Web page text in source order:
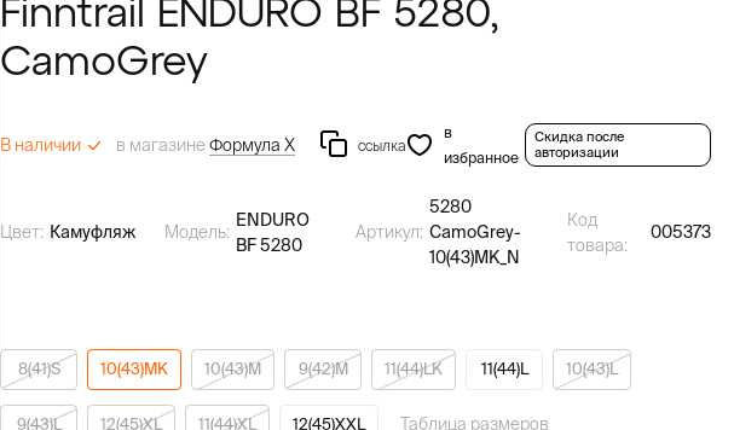
Finntrail ENDURO BF 5280,
CamoGrey
В наличии в магазинеФормула Х ссылка
в
избранное
Скидка после
авторизации
Цвет: Камуфляж Модель:
ENDURO
BF 5280
Артикул:
5280
CamoGrey-
10(43)MK_N
Код
товара:
005373
8(41)S 10(43)MK 10(43)M 9(42)M 11(44)LK 11(44)L 10(43)L
9(43)L 12(45)XL 11(44)XL 12(45)XXL Таблица размеров